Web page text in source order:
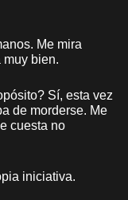
Me mira
muy bien.
Sí, esta vez
de morderse. Me
cuesta no
iniciativa.